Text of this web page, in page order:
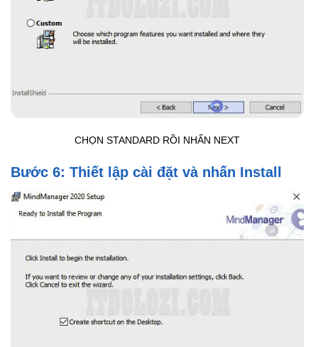
CHỌN STANDARD RỒI NHẤN NEXT
Bước 6: Thiết lập cài đặt và nhấn Install